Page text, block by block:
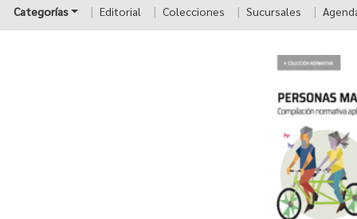
Categorías Editorial Colecciones Sucursales